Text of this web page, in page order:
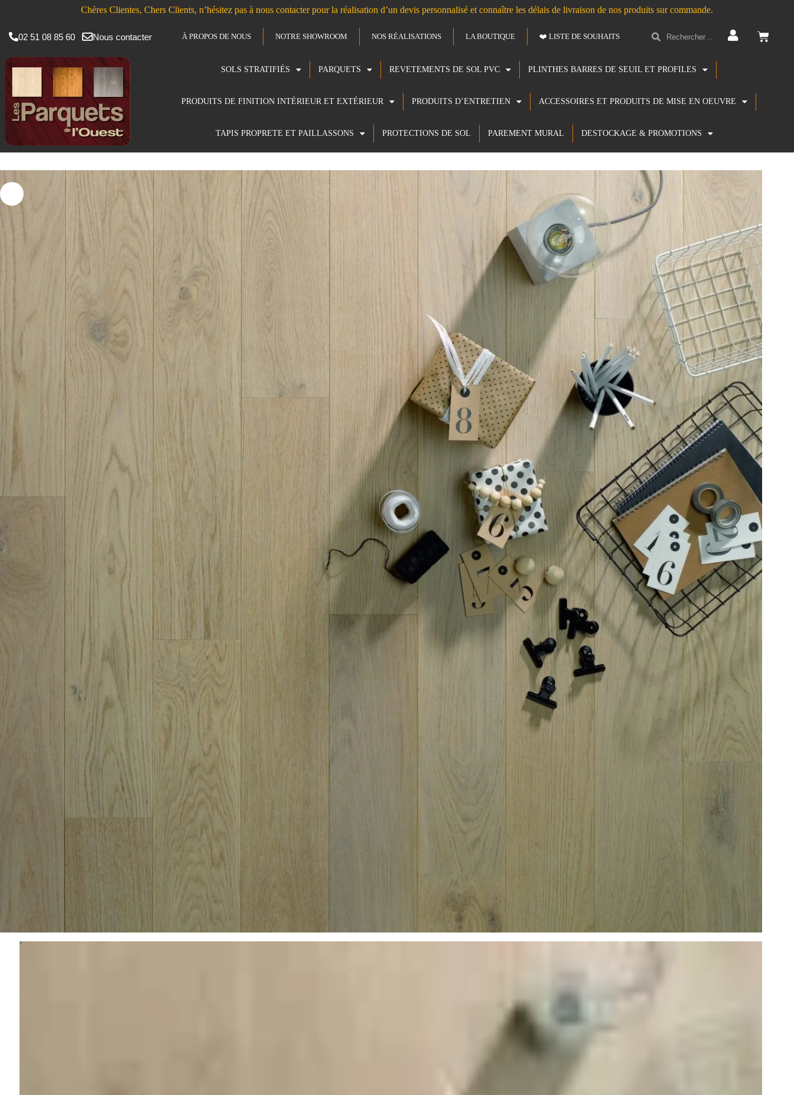
Chères Clientes, Chers Clients, n’hésitez pas à nous contacter pour la réalisation d’un devis personnalisé et connaître les délais de livraison de nos produits sur commande.
02 51 08 85 60 Nous contacter À PROPOS DE NOUS NOTRE SHOWROOM NOS RÉALISATIONS LA BOUTIQUE ❤️ LISTE DE SOUHAITS
SOLS STRATIFIÉS PARQUETS REVETEMENTS DE SOL PVC PLINTHES BARRES DE SEUIL ET PROFILES
PRODUITS DE FINITION INTÉRIEUR ET EXTÉRIEUR PRODUITS D’ENTRETIEN ACCESSOIRES ET PRODUITS DE MISE EN OEUVRE
TAPIS PROPRETE ET PAILLASSONS PROTECTIONS DE SOL PAREMENT MURAL DESTOCKAGE & PROMOTIONS